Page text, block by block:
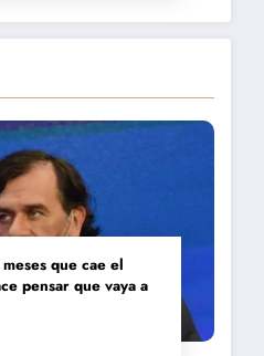
que cae el
pensar que vaya a